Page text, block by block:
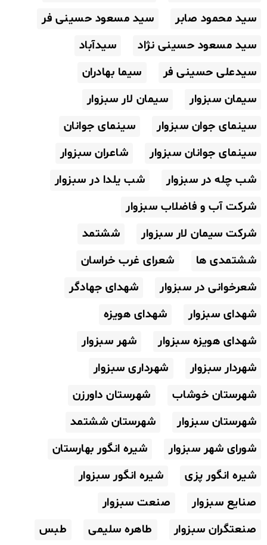
سید محمود صابر
سید مسعود حسینی فر
سید مسعود حسینی نژاد
سیدآباد
سیدعلی حسینی فر
سیما بهادران
سیمان سبزوار
سیمان لار سبزوار
سینمای جوان سبزوار
سینمای جوانان
سینمای جوانان سبزوار
شاعران سبزوار
شب چله در سبزوار
شب یلدا در سبزوار
شرکت آب و فاضلاب سبزوار
شرکت سیمان لار سبزوار
ششتمد
ششتمدی ها
شعرای غرب خراسان
شعرخوانی در سبزوار
شهدای جهادگر
شهدای سبزوار
شهدای هویزه
شهدای هویزه سبزوار
شهر سبزوار
شهردار سبزوار
شهرداری سبزوار
شهرستان خوشاب
شهرستان داورزن
شهرستان سبزوار
شهرستان ششتمد
شورای شهر سبزوار
شیره انگور بهارستان
شیره انگور پزی
شیره انگور سبزوار
صنایع سبزوار
صنعت سبزوار
صنعتگران سبزوار
طاهره سلیمی
طبس